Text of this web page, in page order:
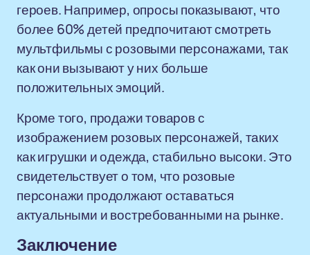
героев. Например, опросы показывают, что
более 60% детей предпочитают смотреть
мультфильмы с розовыми персонажами, так
как они вызывают у них больше
положительных эмоций.
Кроме того, продажи товаров с
изображением розовых персонажей, таких
как игрушки и одежда, стабильно высоки. Это
свидетельствует о том, что розовые
персонажи продолжают оставаться
актуальными и востребованными на рынке.
Заключение